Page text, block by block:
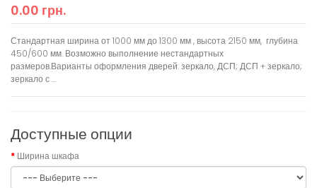
0.00 грн.
Стандартная ширина от 1000 мм до 1300 мм , высота 2150 мм, глубина
450/600 мм. Возможно выполнение нестандартных
размеров.Варианты оформления дверей: зеркало, ДСП; ДСП + зеркало;
зеркало с ...
Доступные опции
Ширина шкафа